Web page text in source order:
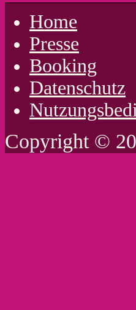
Home
Presse
Booking
Datenschutz
Copyright ©